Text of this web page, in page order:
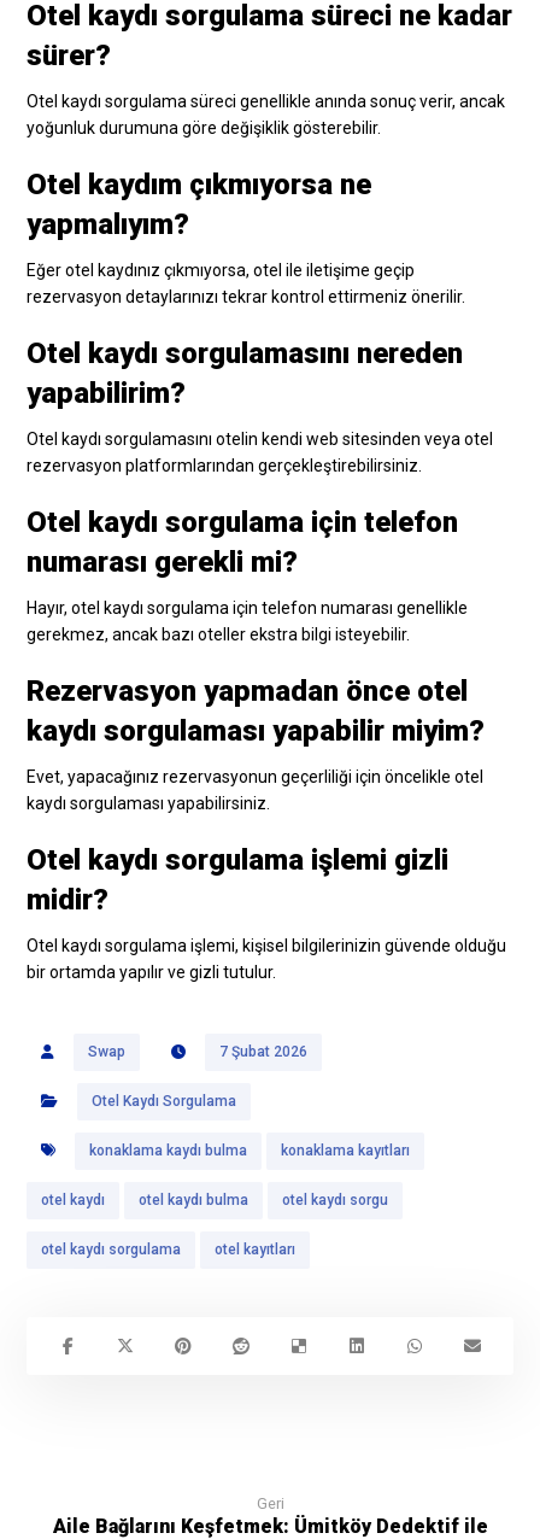
Otel kaydı sorgulama süreci ne kadar
sürer?
Otel kaydı sorgulama süreci genellikle anında sonuç verir, ancak
yoğunluk durumuna göre değişiklik gösterebilir.
Otel kaydım çıkmıyorsa ne
yapmalıyım?
Eğer otel kaydınız çıkmıyorsa, otel ile iletişime geçip
rezervasyon detaylarınızı tekrar kontrol ettirmeniz önerilir.
Otel kaydı sorgulamasını nereden
yapabilirim?
Otel kaydı sorgulamasını otelin kendi web sitesinden veya otel
rezervasyon platformlarından gerçekleştirebilirsiniz.
Otel kaydı sorgulama için telefon
numarası gerekli mi?
Hayır, otel kaydı sorgulama için telefon numarası genellikle
gerekmez, ancak bazı oteller ekstra bilgi isteyebilir.
Rezervasyon yapmadan önce otel
kaydı sorgulaması yapabilir miyim?
Evet, yapacağınız rezervasyonun geçerliliği için öncelikle otel
kaydı sorgulaması yapabilirsiniz.
Otel kaydı sorgulama işlemi gizli
midir?
Otel kaydı sorgulama işlemi, kişisel bilgilerinizin güvende olduğu
bir ortamda yapılır ve gizli tutulur.
Swap 7 Şubat 2026
Otel Kaydı Sorgulama
konaklama kaydı bulma konaklama kayıtları
otel kaydı otel kaydı bulma otel kaydı sorgu
otel kaydı sorgulama otel kayıtları
Geri
Aile Bağlarını Keşfetmek: Ümitköy Dedektif ile